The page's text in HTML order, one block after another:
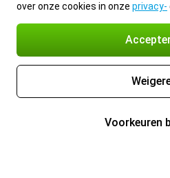
over onze cookies in onze privacy-
Voorkeuren